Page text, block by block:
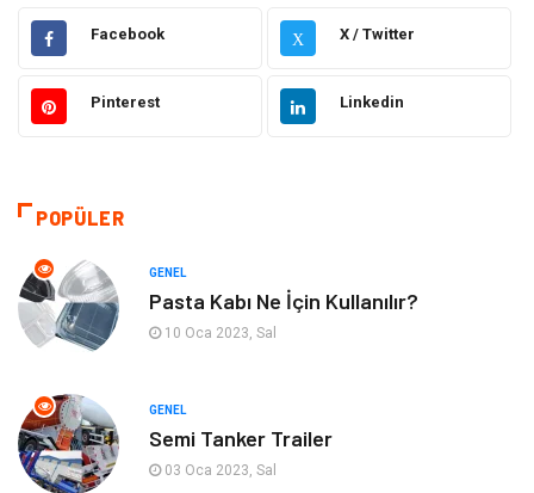
Eğitim Gıda
Hukuk Elektrik Elektronik
Makine
Kültür
Güzellik & Bakım
Bilgisayar & Yazılım Mobilya
Facebook X X / Twitter
Pinterest Linkedin
POPÜLER
GENEL
Pasta Kabı Ne İçin Kullanılır?
10 Oca 2023, Sal
GENEL
Semi Tanker Trailer
03 Oca 2023, Sal